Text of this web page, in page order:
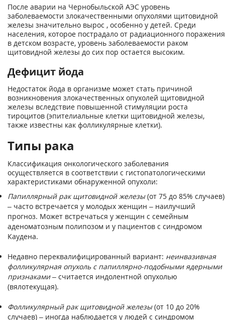
После аварии на Чернобыльской АЭС уровень
заболеваемости злокачественными опухолями щитовидной
железы значительно вырос , особенно у детей. Среди
населения, которое пострадало от радиационного поражения
в детском возрасте, уровень заболеваемости раком
щитовидной железы до сих пор остается высоким.
Дефицит йода
Недостаток йода в организме может стать причиной
возникновения злокачественных опухолей щитовидной
железы вследствие повышенной стимуляции роста
тироцитов (эпителиальные клетки щитовидной железы,
также известны как фолликулярные клетки).
Типы рака
Классификация онкологического заболевания
осуществляется в соответствии с гистопатологическими
характеристиками обнаруженной опухоли:
Папиллярный рак щитовидной железы(от 75 до 85% случаев)
– часто встречается у молодых женщин – наилучший
прогноз. Может встречаться у женщин с семейным
аденоматозным полипозом и у пациентов с синдромом
Каудена.
Недавно переквалифицированный вариант: неинвазивная
фолликулярная опухоль с папиллярно-подобными ядерными
признаками – считается индолентной опухолью
(вялотекущая).
Фолликулярный рак щитовидной железы(от 10 до 20%
случаев) – иногда наблюдается у людей с синдромом